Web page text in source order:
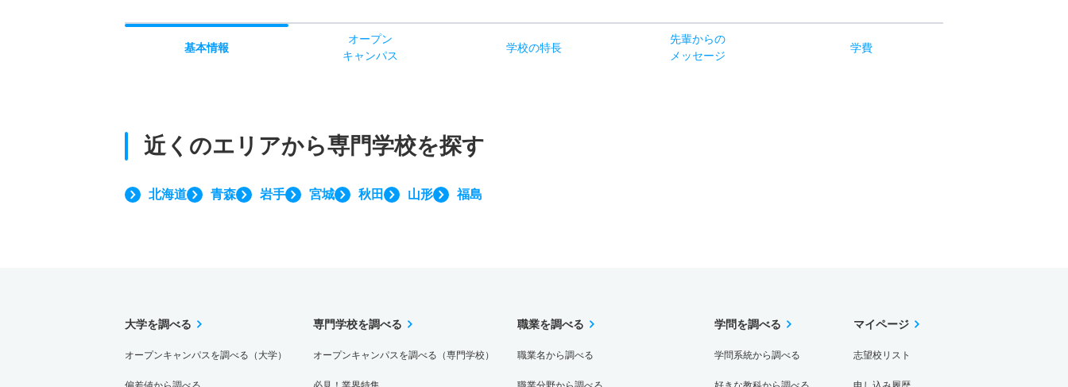
基本情報
オープン
キャンパス
学校の特長
先輩からの
メッセージ
学費
近くのエリアから専門学校を探す
北海道 青森 岩手 宮城 秋田 山形 福島
大学を調べる
オープンキャンパスを調べる（大学）
専門学校を調べる
オープンキャンパスを調べる（専門学校）
職業を調べる
職業名から調べる
学問を調べる
学問系統から調べる
マイページ
志望校リスト